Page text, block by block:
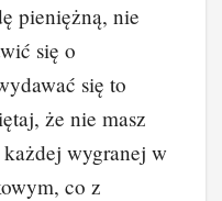
pieniężną, nie
się o
się to
że nie masz
wygranej w
co z